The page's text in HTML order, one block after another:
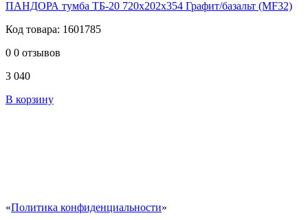
ПАНДОРА тумба ТБ-20 720х202х354 Графит/базальт (MF32)
Код товара: 1601785
0 0 отзывов
3 040
В корзину
«Политика конфиденциальности»